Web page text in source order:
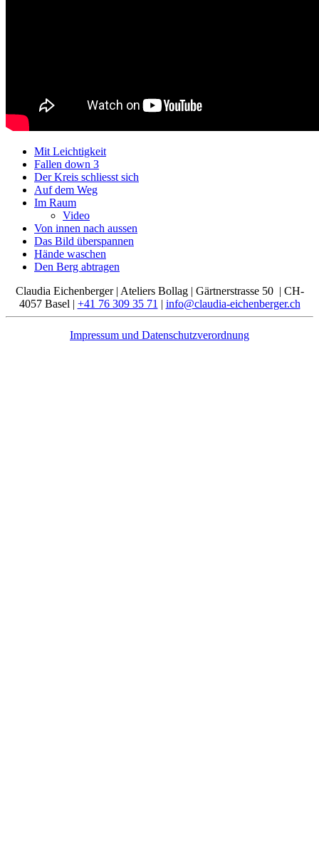
Mit Leichtigkeit
Fallen down 3
Der Kreis schliesst sich
Auf dem Weg
Im Raum
Video
Von innen nach aussen
Das Bild überspannen
Hände waschen
Den Berg abtragen
Claudia Eichenberger | Ateliers Bollag | Gärtnerstrasse 50 | CH-
4057 Basel | +41 76 309 35 71 | info@claudia-eichenberger.ch
Impressum und Datenschutzverordnung